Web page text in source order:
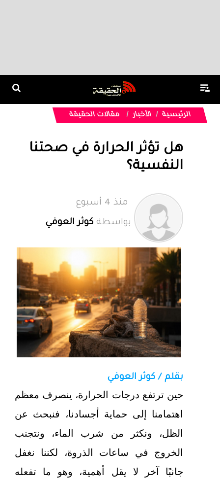
الرئيسية الأخبار مقالات الحقيقة
هل تؤثر الحرارة في صحتنا
النفسية؟
منذ 4 أسبوع
بواسطة كوثر العوفي
بقلم / كوثر العوفي
حين ترتفع درجات الحرارة، ينصرف معظم
اهتمامنا إلى حماية أجسادنا، فنبحث عن
الظل، ونكثر من شرب الماء، ونتجنب
الخروج في ساعات الذروة، لكننا نغفل
جانبًا آخر لا يقل أهمية، وهو ما تفعله